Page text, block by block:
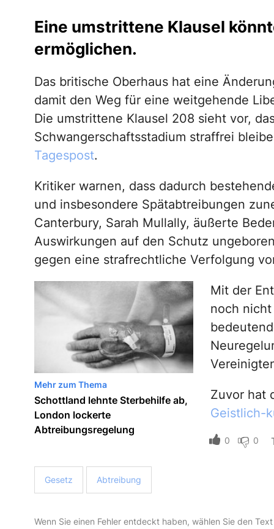
Eine umstrittene Klausel
ermöglichen.
Das britische Oberhaus hat eine
damit den Weg für eine weitgehende
Die umstrittene Klausel 208 sieht vor,
Schwangerschaftsstadium straffrei
Tagespost.
Kritiker warnen, dass dadurch
und insbesondere Spätabtreibungen
Canterbury, Sarah Mullally, äußerte
Auswirkungen auf den Schutz
gegen eine strafrechtliche Verfolgung
Mehr zum Thema
Schottland lehnte Sterbehilfe ab,
London lockerte
Abtreibungsregelung
Mit der
noch
Zuvor hat
Geistlich-
0 0
Gesetz Abtreibung
Wenn Sie einen Fehler entdeckt haben, wählen Sie den